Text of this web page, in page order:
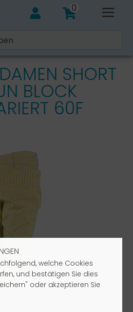
welche Cookies
und bestätigen Sie dies
oder akzeptieren Sie
0
SHORT
BLOCK
60F